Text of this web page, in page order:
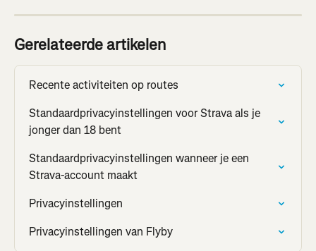
Gerelateerde artikelen
Recente activiteiten op routes
Standaardprivacyinstellingen voor Strava als je
jonger dan 18 bent
Standaardprivacyinstellingen wanneer je een
Strava-account maakt
Privacyinstellingen
Privacyinstellingen van Flyby